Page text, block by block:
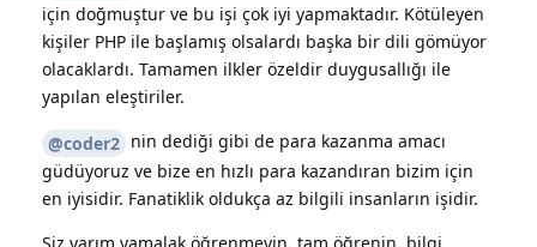
için doğmuştur ve bu işi çok iyi yapmaktadır. Kötüleyen
kişiler PHP ile başlamış olsalardı başka bir dili gömüyor
olacaklardı. Tamamen ilkler özeldir duygusallığı ile
yapılan eleştiriler.
@coder2 nin dediği gibi de para kazanma amacı
güdüyoruz ve bize en hızlı para kazandıran bizim için
en iyisidir. Fanatiklik oldukça az bilgili insanların işidir.